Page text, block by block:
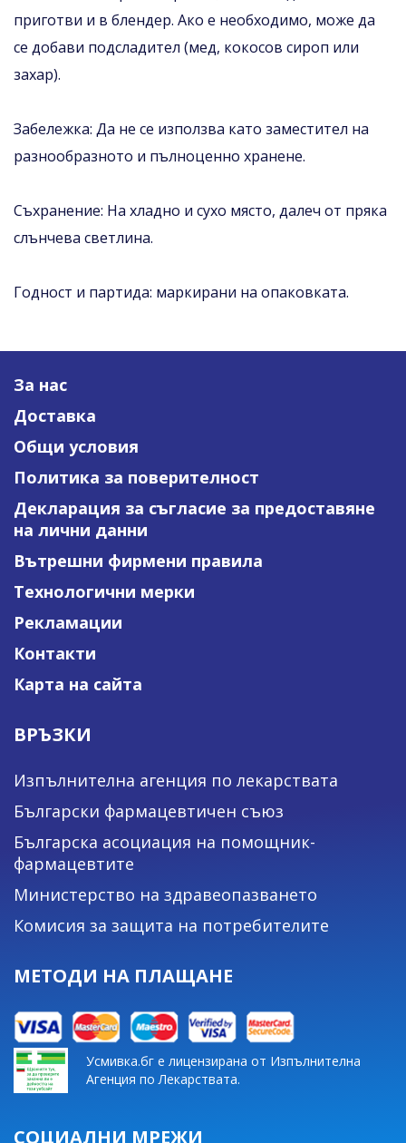
приготви и в блендер. Ако е необходимо, може да
се добави подсладител (мед, кокосов сироп или
захар).
Забележка: Да не се използва като заместител на
разнообразното и пълноценно хранене.
Съхранение: На хладно и сухо място, далеч от пряка
слънчева светлина.
Годност и партида: маркирани на опаковката.
За нас
Доставка
Общи условия
Политика за поверителност
Декларация за съгласие за предоставяне
на лични данни
Вътрешни фирмени правила
Технологични мерки
Рекламации
Контакти
Карта на сайта
ВРЪЗКИ
Изпълнителна агенция по лекарствата
Български фармацевтичен съюз
Българска асоциация на помощник-
фармацевтите
Министерство на здравеопазването
Комисия за защита на потребителите
МЕТОДИ НА ПЛАЩАНЕ
Усмивка.бг е лицензирана от Изпълнителна
Агенция по Лекарствата.
СОЦИАЛНИ МРЕЖИ